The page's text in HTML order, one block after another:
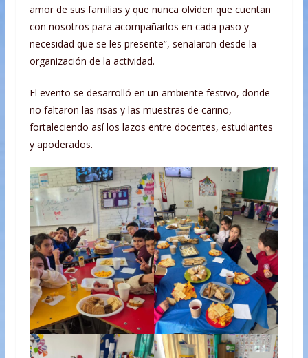
amor de sus familias y que nunca olviden que cuentan
con nosotros para acompañarlos en cada paso y
necesidad que se les presente”, señalaron desde la
organización de la actividad.
El evento se desarrolló en un ambiente festivo, donde
no faltaron las risas y las muestras de cariño,
fortaleciendo así los lazos entre docentes, estudiantes
y apoderados.